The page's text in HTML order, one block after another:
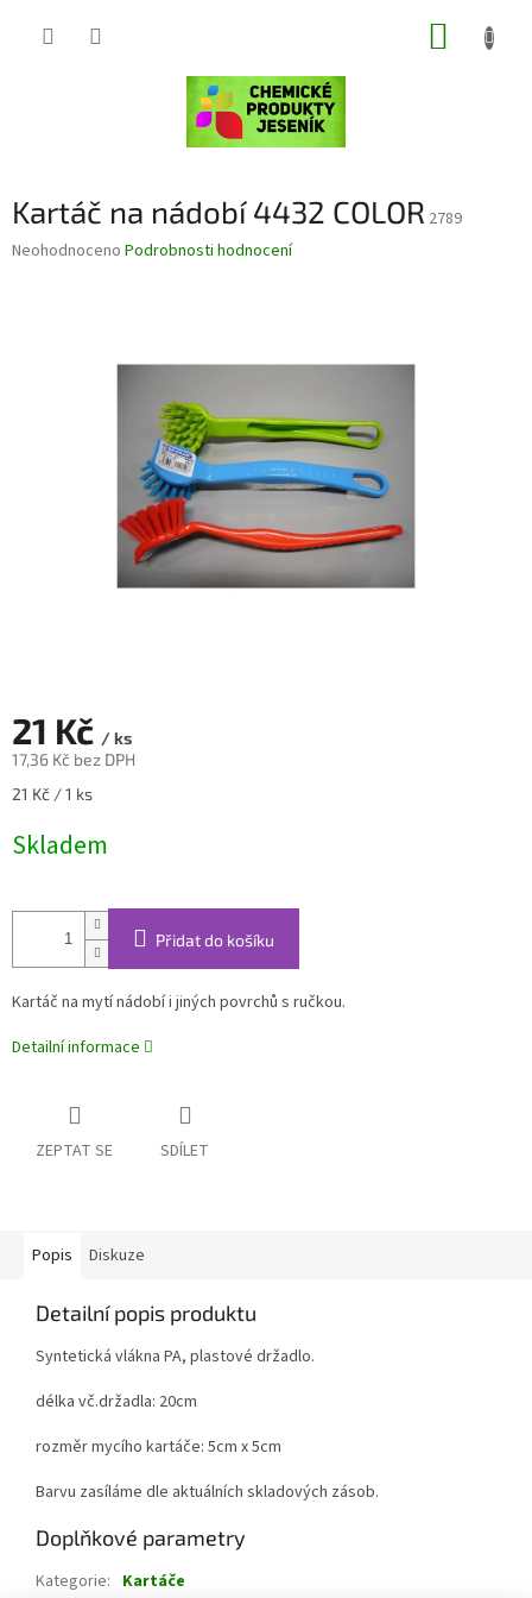
Kartáč na nádobí 4432 COLOR 2789
Průměrné
Neohodnoceno Podrobnosti hodnocení
21 Kč / ks
17,36 Kč bez DPH
Měrná
21 Kč / 1 ks
Skladem
Přidat do košíku
Kartáč na mytí nádobí i jiných povrchů s ručkou.
Detailní informace
ZEPTAT SE SDÍLET
Popis Diskuze
Detailní popis produktu
Syntetická vlákna PA, plastové držadlo.
délka vč.držadla: 20cm
rozměr mycího kartáče: 5cm x 5cm
Barvu zasíláme dle aktuálních skladových zásob.
Doplňkové parametry
Kategorie: Kartáče